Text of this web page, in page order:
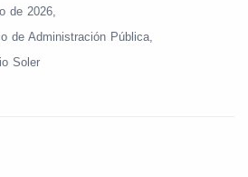
de 2026,
de Administración Pública,
Soler